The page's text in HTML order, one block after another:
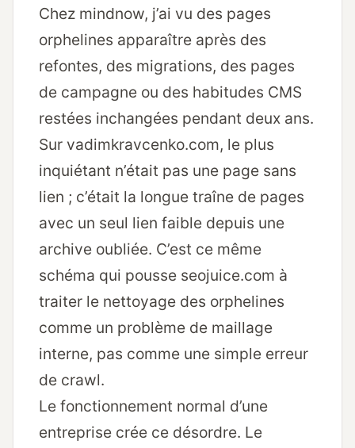
Chez mindnow, j’ai vu des pages
orphelines apparaître après des
refontes, des migrations, des pages
de campagne ou des habitudes CMS
restées inchangées pendant deux ans.
Sur vadimkravcenko.com, le plus
inquiétant n’était pas une page sans
lien ; c’était la longue traîne de pages
avec un seul lien faible depuis une
archive oubliée. C’est ce même
schéma qui pousse seojuice.com à
traiter le nettoyage des orphelines
comme un problème de maillage
interne, pas comme une simple erreur
de crawl.
Le fonctionnement normal d’une
entreprise crée ce désordre. Le